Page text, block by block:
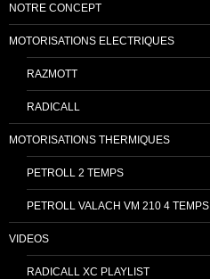
NOTRE CONCEPT
MOTORISATIONS ELECTRIQUES
RAZMOTT
RADICALL
MOTORISATIONS THERMIQUES
PETROLL 2 TEMPS
PETROLL VALACH VM 210 4 TEMPS
VIDEOS
RADICALL XC PLAYLIST